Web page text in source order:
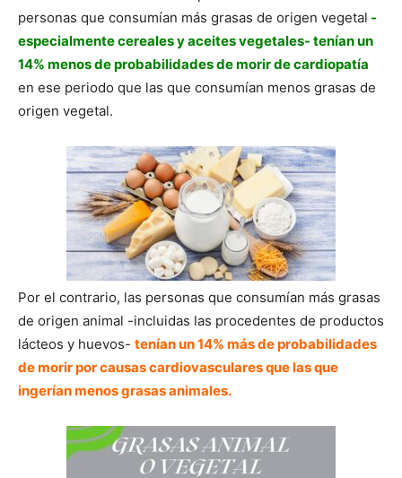
personas que consumían más grasas de origen vegetal -
especialmente cereales y aceites vegetales- tenían un
14% menos de probabilidades de morir de cardiopatía
en ese periodo que las que consumían menos grasas de
origen vegetal.
Por el contrario, las personas que consumían más grasas
de origen animal -incluidas las procedentes de productos
lácteos y huevos- tenían un 14% más de probabilidades
de morir por causas cardiovasculares que las que
ingerían menos grasas animales.